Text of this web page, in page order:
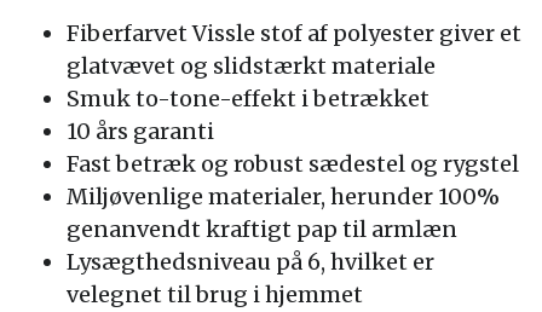
Fiberfarvet Vissle stof af polyester giver et
glatvævet og slidstærkt materiale
Smuk to-tone-effekt i betrækket
10 års garanti
Fast betræk og robust sædestel og rygstel
Miljøvenlige materialer, herunder 100%
genanvendt kraftigt pap til armlæn
Lysægthedsniveau på 6, hvilket er
velegnet til brug i hjemmet